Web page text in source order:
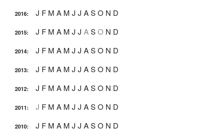
2016: J F M A M J J ASO N D
2015: J F M A M J J ASO N D
2014: J F M A M J J ASO N D
2013: J F M A M J J ASO N D
2012: J F M A M J J ASO N D
2011: J F M A M J J ASO N D
2010: J F M A M J J ASO N D